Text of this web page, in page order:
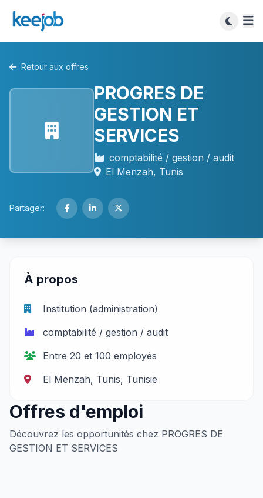
Retour aux offres
PROGRES DE
GESTION ET
SERVICES
comptabilité / gestion / audit
El Menzah, Tunis
Partager:
À propos
Institution (administration)
comptabilité / gestion / audit
Entre 20 et 100 employés
El Menzah, Tunis, Tunisie
Offres d'emploi
Découvrez les opportunités chez PROGRES DE
GESTION ET SERVICES